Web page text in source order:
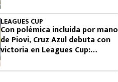
LEAGUES CUP
Con polémica incluida por mano
de Piovi, Cruz Azul debuta con
victoria en Leagues Cup: